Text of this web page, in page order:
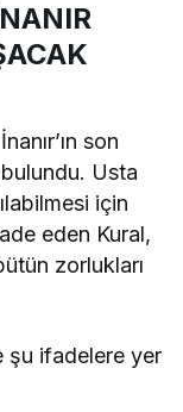
son
Usta
için
eden Kural,
zorlukları
şu ifadelere yer